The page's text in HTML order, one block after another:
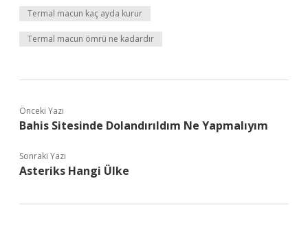
Termal macun kaç ayda kurur
Termal macun ömrü ne kadardır
Önceki Yazı
Bahis Sitesinde Dolandırıldım Ne Yapmalıyım
Sonraki Yazı
Asteriks Hangi Ülke